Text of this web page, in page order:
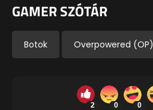
GAMER SZÓTÁR
Botok Overpowered (OP)
2 0 0